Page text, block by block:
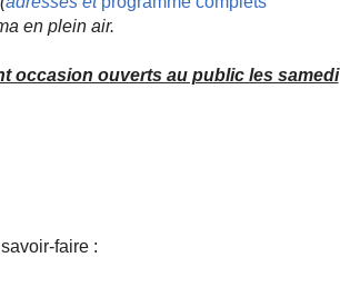
en plein air.
occasion ouverts au public les samedi
faire :